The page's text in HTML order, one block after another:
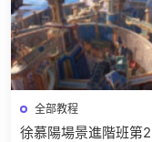
全部教程
徐慕陽場景進階班第